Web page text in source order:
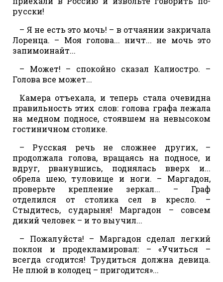
русски!
– Я не есть это мочь! – в отчаянии закричала
Лоренца. – Моя голова... ничт... не мочь это
запимоинайт...
– Может! – спокойно сказал Калиостро. –
Голова все может...
Камера отъехала, и теперь стала очевидна
правильность этих слов: голова графа лежала
на медном подносе, стоявшем на невысоком
гостиничном столике.
– Русская речь не сложнее других, –
продолжала голова, вращаясь на подносе, и
вдруг, рванувшись, поднялась вверх и...
обрела шею, туловище и ноги. – Маргадон,
проверьте крепление зеркал... – Граф
отделился от столика сел в кресло. –
Стыдитесь, сударыня! Маргадон – совсем
дикий человек – и то выучил...
– Пожалуйста! – Маргадон сделал легкий
поклон и продекламировал: – «Учиться –
всегда сгодится! Трудиться должна девица.
Не плюй в колодец – пригодится»...